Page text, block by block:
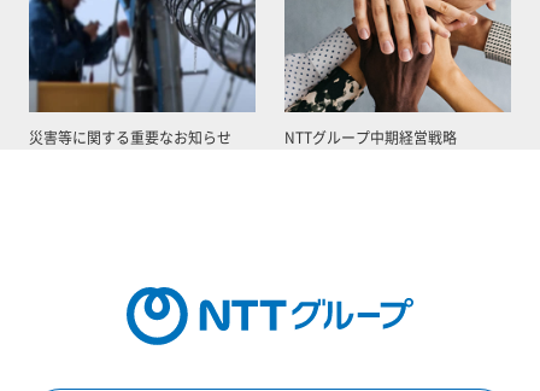
災害等に関する重要なお知らせ NTTグループ中期経営戦略